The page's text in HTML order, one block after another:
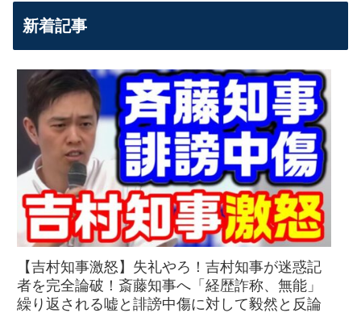
新着記事
【吉村知事激怒】失礼やろ！吉村知事が迷惑記
者を完全論破！斎藤知事へ「経歴詐称、無能」
繰り返される嘘と誹謗中傷に対して毅然と反論